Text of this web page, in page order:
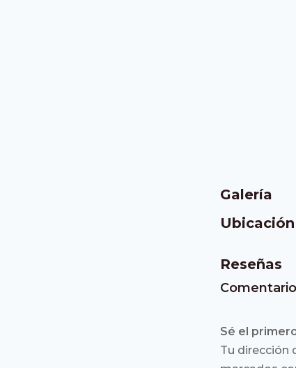
Galería
Ubicación
Reseñas
Sé el
Tu dirección